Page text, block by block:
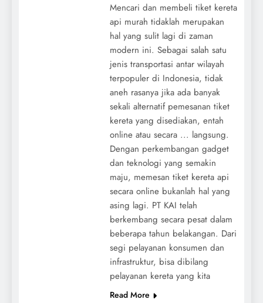
Mencari dan membeli tiket kereta
api murah tidaklah merupakan
hal yang sulit lagi di zaman
modern ini. Sebagai salah satu
jenis transportasi antar wilayah
terpopuler di Indonesia, tidak
aneh rasanya jika ada banyak
sekali alternatif pemesanan tiket
kereta yang disediakan, entah
online atau secara ... langsung.
Dengan perkembangan gadget
dan teknologi yang semakin
maju, memesan tiket kereta api
secara online bukanlah hal yang
asing lagi. PT KAI telah
berkembang secara pesat dalam
beberapa tahun belakangan. Dari
segi pelayanan konsumen dan
infrastruktur, bisa dibilang
pelayanan kereta yang kita
Read More